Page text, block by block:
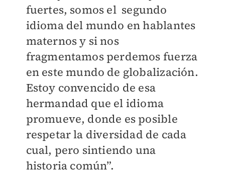
fuertes, somos el segundo
idioma del mundo en hablantes
maternos y si nos
fragmentamos perdemos fuerza
en este mundo de globalización.
Estoy convencido de esa
hermandad que el idioma
promueve, donde es posible
respetar la diversidad de cada
cual, pero sintiendo una
historia común”.